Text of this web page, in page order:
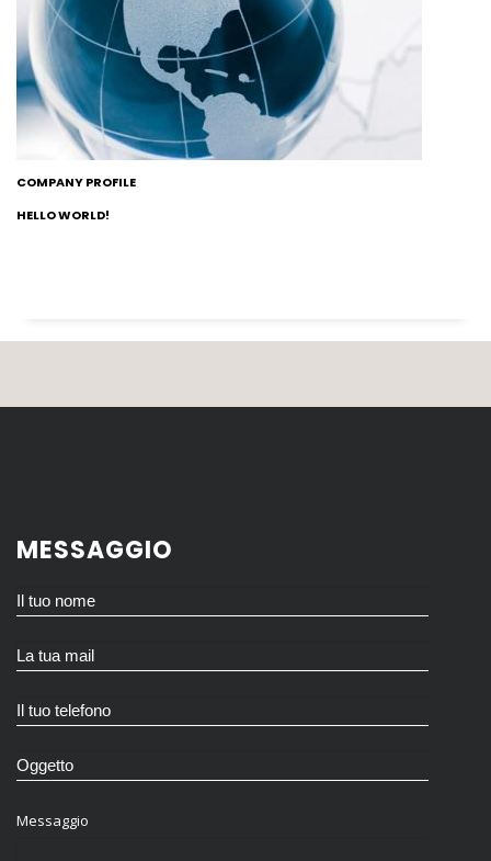
COMPANY PROFILE
HELLO WORLD!
MESSAGGIO
Messaggio